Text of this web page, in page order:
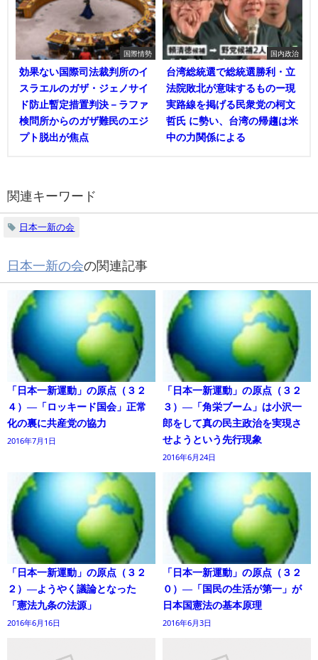
国際情勢
効果ない国際司法裁判所のイ
スラエルのガザ・ジェノサイ
ド防止暫定措置判決－ラファ
検問所からのガザ難民のエジ
プト脱出が焦点
国内政治
台湾総統選で総統選勝利・立
法院敗北が意味するものー現
実路線を掲げる民衆党の柯文
哲氏 に勢い、台湾の帰趨は米
中の力関係による
関連キーワード
日本一新の会
日本一新の会の関連記事
「日本一新運動」の原点（３２
４）―「ロッキード国会」正常
化の裏に共産党の協力
2016年7月1日
「日本一新運動」の原点（３２
３）―「角栄ブーム」は小沢一
郎をして真の民主政治を実現さ
せようという先行現象
2016年6月24日
「日本一新運動」の原点（３２
２）―ようやく議論となった
「憲法九条の法源」
2016年6月16日
「日本一新運動」の原点（３２
０）―「国民の生活が第一」が
日本国憲法の基本原理
2016年6月3日